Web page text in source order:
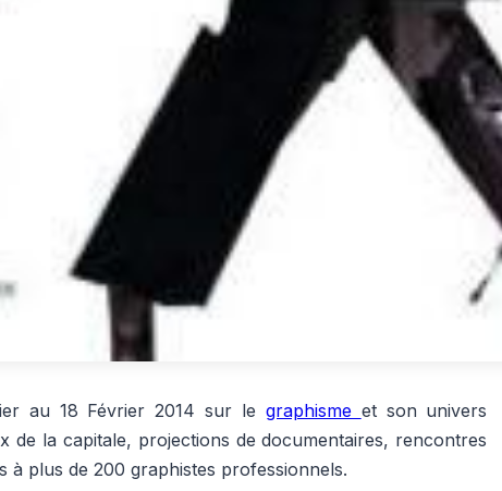
au 18 Février 2014 sur le graphisme et son univers
de la capitale, projections de documentaires, rencontres
à plus de 200 graphistes professionnels.